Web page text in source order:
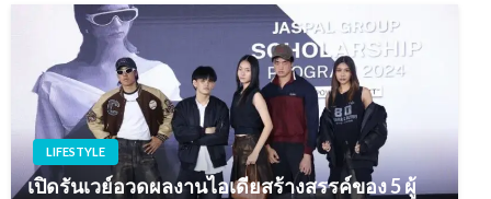
LIFESTYLE
เปิดรันเวย์อวดผลงานไอเดียสร้างสรรค์ของ 5 ผู้